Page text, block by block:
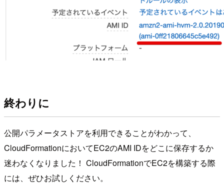
終わりに
公開パラメータストアを利用できることがわかって、
CloudFormationにおいてEC2のAMI IDをどこに保存するか
迷わなくなりました！ CloudFormationでEC2を構築する際
には、ぜひお試しください。